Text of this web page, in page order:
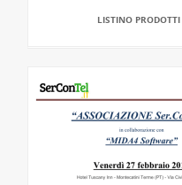
LISTINO PRODOTTI